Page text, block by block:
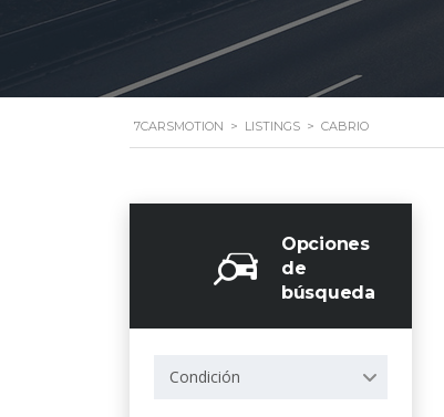
7CARSMOTION > LISTINGS > CABRIO
Opciones
de
búsqueda
Condición